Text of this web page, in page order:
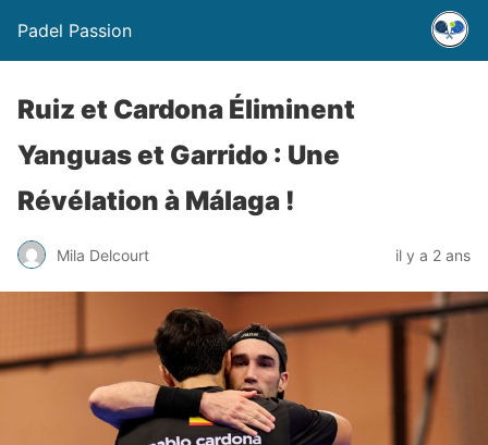
Padel Passion
Ruiz et Cardona Éliminent
Yanguas et Garrido : Une
Révélation à Málaga !
Mila Delcourt il y a 2 ans